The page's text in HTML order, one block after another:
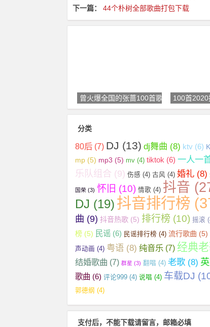
下一篇：
44个朴树全部歌曲打包下载
曾火爆全国的张蔷100首歌曲大全
100首
分类
80后 (7) DJ (13) dj舞曲 (8) ktv (6)
mp (5) mp3 (5) mv (4) tiktok (6) 一人一
乐队组合 (9) 伤感 (4) 古风 (4) 婚礼 (8)
国荣 (3) 怀旧 (10) 情歌 (4) 抖音
DJ (19) 抖音排行榜
曲 (9) 抖音热歌 (5) 排行榜 (10) 摇滚
榜 (5) 民谣 (6) 民谣排行榜 (4) 流行歌曲 (5)
声动画 (4) 粤语 (8) 纯音乐 (7) 经典
结婚歌曲 (7) 群星 (3) 翻唱 (4) 老歌 (8)
歌曲 (6) 评论999 (4) 说唱 (4) 车载DJ
郭德纲 (4)
支付后，不能下载请留言，邮箱必填